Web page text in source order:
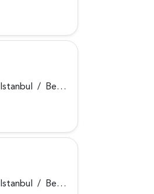
Istanbul / Beykoz
Istanbul / Beykoz